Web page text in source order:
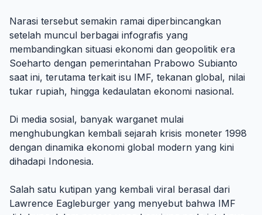
Narasi tersebut semakin ramai diperbincangkan
setelah muncul berbagai infografis yang
membandingkan situasi ekonomi dan geopolitik era
Soeharto dengan pemerintahan Prabowo Subianto
saat ini, terutama terkait isu IMF, tekanan global, nilai
tukar rupiah, hingga kedaulatan ekonomi nasional.
Di media sosial, banyak warganet mulai
menghubungkan kembali sejarah krisis moneter 1998
dengan dinamika ekonomi global modern yang kini
dihadapi Indonesia.
Salah satu kutipan yang kembali viral berasal dari
Lawrence Eagleburger yang menyebut bahwa IMF